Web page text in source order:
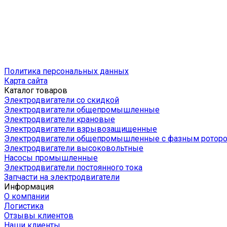
Политика персональных данных
Карта сайта
Каталог товаров
Электродвигатели со скидкой
Электродвигатели общепромышленные
Электродвигатели крановые
Электродвигатели взрывозащищенные
Электродвигатели общепромышленные с фазным
Электродвигатели высоковольтные
Насосы промышленные
Электродвигатели постоянного тока
Запчасти на электродвигатели
Информация
О компании
Логистика
Отзывы клиентов